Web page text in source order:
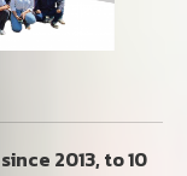
2013, to 10